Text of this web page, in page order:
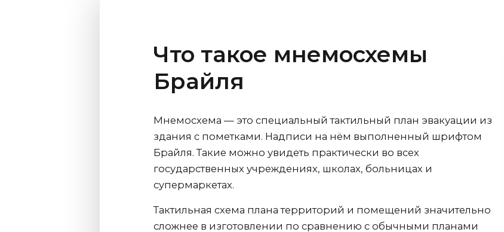
Что такое мнемосхемы
Брайля
Мнемосхема — это специальный тактильный план эвакуации из
здания с пометками. Надписи на нём выполненный шрифтом
Брайля. Такие можно увидеть практически во всех
государственных учреждениях, школах, больницах и
супермаркетах.
Тактильная схема плана территорий и помещений значительно
сложнее в изготовлении по сравнению с обычными планами